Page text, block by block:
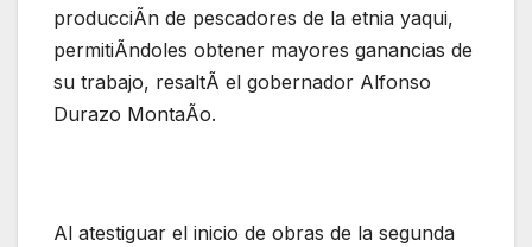
producciÃn de pescadores de la etnia yaqui,
permitiÃndoles obtener mayores ganancias de
su trabajo, resaltÃ el gobernador Alfonso
Durazo MontaÃo.
Al atestiguar el inicio de obras de la segunda